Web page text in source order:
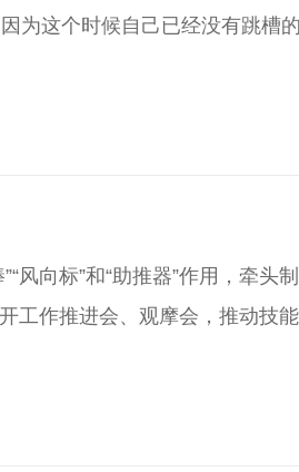
为这个时候自己已经没有跳槽的
风向标”和“助推器”作用，牵头
工作推进会、观摩会，推动技